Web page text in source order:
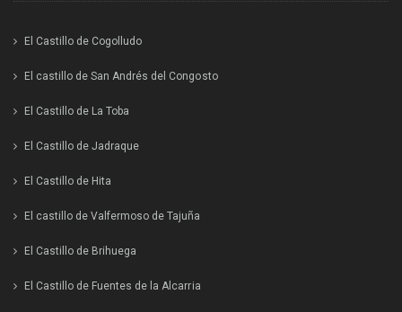
El Castillo de Cogolludo
El castillo de San Andrés del Congosto
El Castillo de La Toba
El Castillo de Jadraque
El Castillo de Hita
El castillo de Valfermoso de Tajuña
El Castillo de Brihuega
El Castillo de Fuentes de la Alcarria